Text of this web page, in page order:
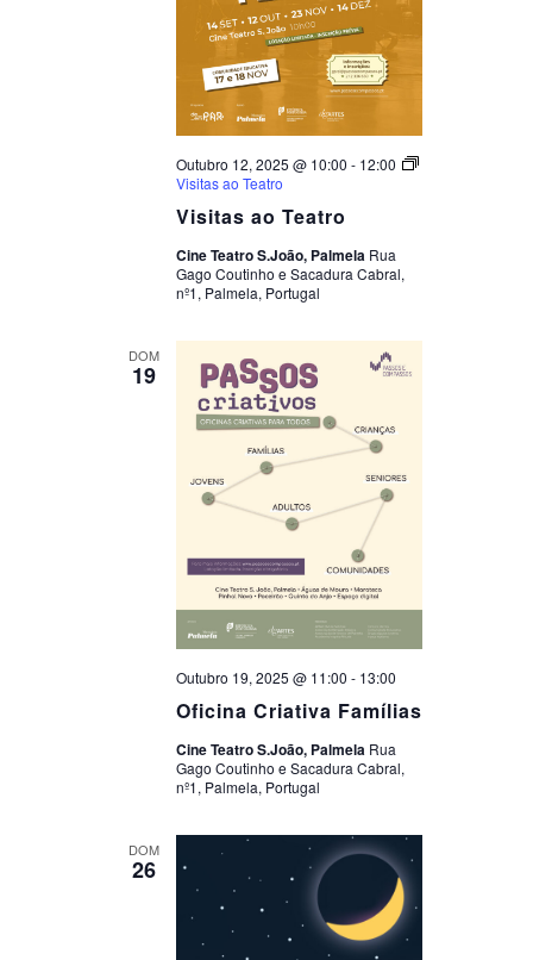
Visitas ao Teatro
Outubro 12, 2025 @ 10:00 - 12:00
Visitas ao Teatro
Cine Teatro S.João, Palmela Rua
Gago Coutinho e Sacadura Cabral,
nº1, Palmela, Portugal
DOM
19
Oficina Criativa Famílias
Outubro 19, 2025 @ 11:00 - 13:00
Cine Teatro S.João, Palmela Rua
Gago Coutinho e Sacadura Cabral,
nº1, Palmela, Portugal
DOM
26